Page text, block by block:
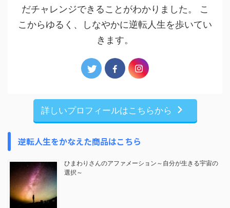
だチャレンジできることがわかりました。 こ
こからゆるく、しなやかに逆転人生を歩いてい
きます。
詳しいプロフィールはこちらから
逆転人生をかなえた商品はこちら
ひまわりさんのアファメーション～自分が生きる宇宙の
選択～